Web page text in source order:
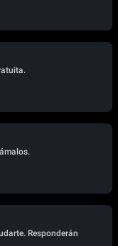
Responderán